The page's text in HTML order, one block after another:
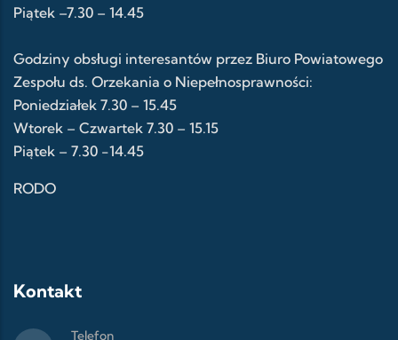
Piątek –7.30 – 14.45
Godziny obsługi interesantów przez Biuro Powiatowego
Zespołu ds. Orzekania o Niepełnosprawności:
Poniedziałek 7.30 – 15.45
Wtorek – Czwartek 7.30 – 15.15
Piątek – 7.30 -14.45
RODO
Kontakt
Telefon